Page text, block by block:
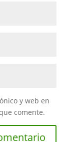
y web en
comente.